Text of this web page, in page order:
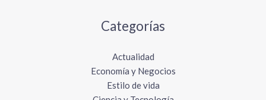
Categorías
Actualidad
Economía y Negocios
Estilo de vida